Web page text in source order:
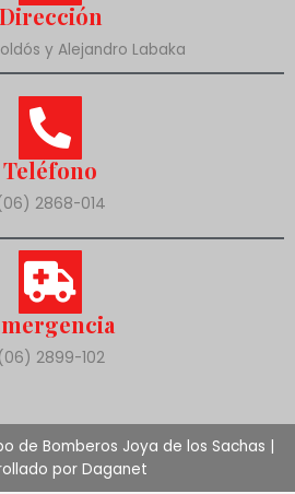
Dirección
y Alejandro Labaka
Teléfono
2868-014
(06) 2899-102
de Bomberos Joya de los Sachas |
por Daganet